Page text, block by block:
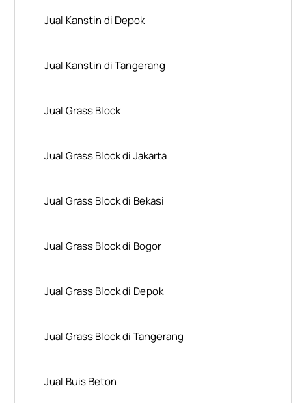
Jual Kanstin di Depok
Jual Kanstin di Tangerang
Jual Grass Block
Jual Grass Block di Jakarta
Jual Grass Block di Bekasi
Jual Grass Block di Bogor
Jual Grass Block di Depok
Jual Grass Block di Tangerang
Jual Buis Beton